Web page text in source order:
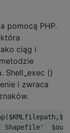
pomocą PHP.
ciąg i
Shell_exec ()
i zwraca
Shapefile'